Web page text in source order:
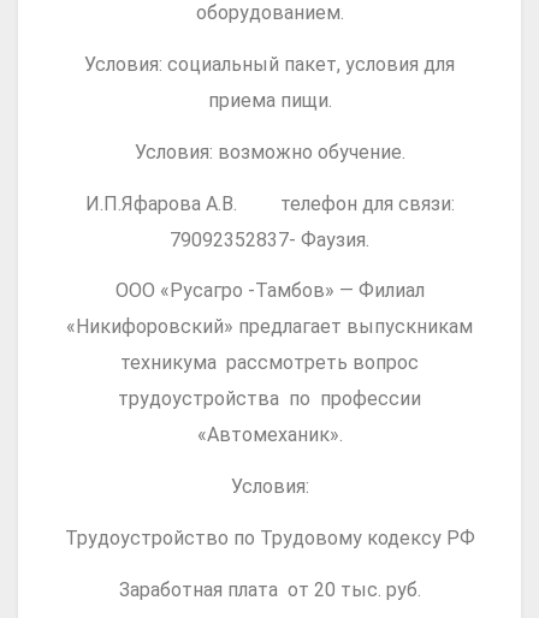
оборудованием.
Условия: социальный пакет, условия для
приема пищи.
Условия: возможно обучение.
И.П.Яфарова А.В. телефон для связи:
79092352837- Фаузия.
ООО «Русагро -Тамбов» — Филиал
«Никифоровский» предлагает выпускникам
техникума рассмотреть вопрос
трудоустройства по профессии
«Автомеханик».
Условия:
Трудоустройство по Трудовому кодексу РФ
Заработная плата от 20 тыс. руб.